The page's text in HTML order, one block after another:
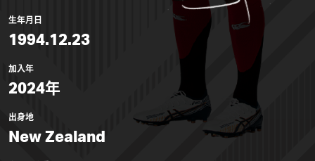
生年月日
1994.12.23
加入年
2024年
出身地
New Zealand